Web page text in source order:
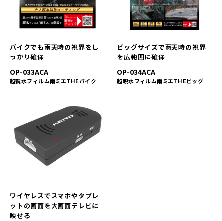
バイクでも雨天時の視界をし
っかり確保
OP-033ACA
超親水フィルム雨ミエTHEバイク
ビッグサイズで雨天時の視界
を広範囲に確保
OP-034ACA
超親水フィルム雨ミエTHEビッグ
ワイヤレスでスマホやタブレ
ットの画面を大画面テレビに
映せる